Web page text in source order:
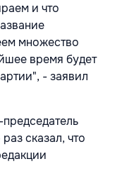
и что
множество
время будет
- заявил
сказал, что